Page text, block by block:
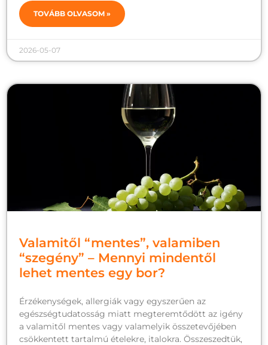
TOVÁBB OLVASOM »
2026-05-07
Valamitől “mentes”, valamiben
“szegény” – Mennyi mindentől
lehet mentes egy bor?
Érzékenységek, allergiák vagy egyszerűen az
egészségtudatosság miatt megteremtődött az igény
a valamitől mentes vagy valamelyik összetevőjében
csökkentett tartalmú ételekre, italokra. Összeszedtük,